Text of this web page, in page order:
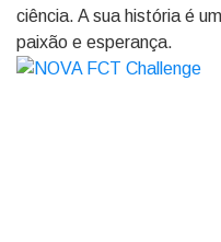
ciência. A sua história é
paixão e esperança.